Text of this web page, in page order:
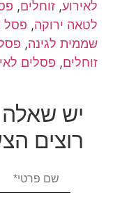
לאירוע,זוחלים,
לטאה ירוקה, פסל
שממית לגינה,
זוחלים, פסלים
יש
רוצים